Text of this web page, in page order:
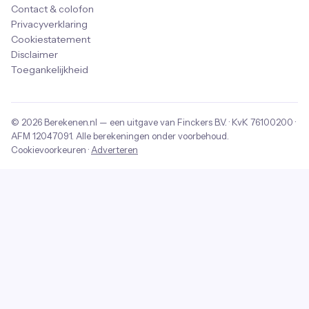
Contact & colofon
Privacyverklaring
Cookiestatement
Disclaimer
Toegankelijkheid
© 2026 Berekenen.nl — een uitgave van Finckers B.V. · KvK 76100200 ·
AFM 12047091. Alle berekeningen onder voorbehoud.
Cookievoorkeuren ·Adverteren